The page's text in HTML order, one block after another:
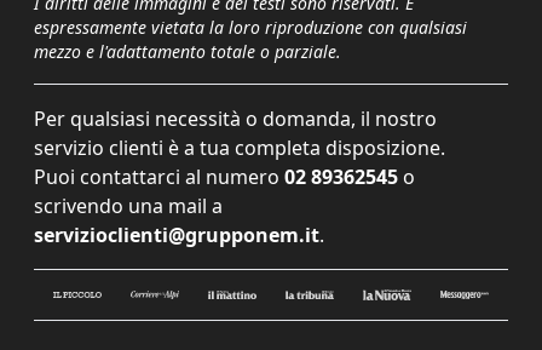
espressamente vietata la loro riproduzione con qualsiasi
mezzo e l'adattamento totale o parziale.
Per qualsiasi necessità o domanda, il nostro
servizio clienti è a tua completa disposizione.
Puoi contattarci al numero 02 89362545 o
scrivendo una mail a
servizioclienti@grupponem.it.